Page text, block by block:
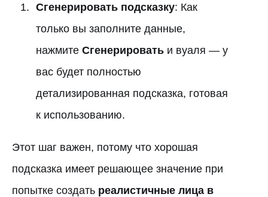
Сгенерировать подсказку: Как
только вы заполните данные,
нажмите Сгенерироватьи вуаля — у
вас будет полностью
детализированная подсказка, готовая
к использованию.
Этот шаг важен, потому что хорошая
подсказка имеет решающее значение при
попытке создать реалистичные лица в